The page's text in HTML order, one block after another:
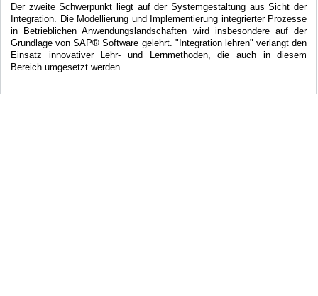
Der zweite Schwerpunkt liegt auf der Systemgestaltung aus Sicht der
Integration. Die Modellierung und Implementierung integrierter Prozesse
in Betrieblichen Anwendungslandschaften wird insbesondere auf der
Grundlage von SAP® Software gelehrt. "Integration lehren" verlangt den
Einsatz innovativer Lehr- und Lernmethoden, die auch in diesem
Bereich umgesetzt werden.